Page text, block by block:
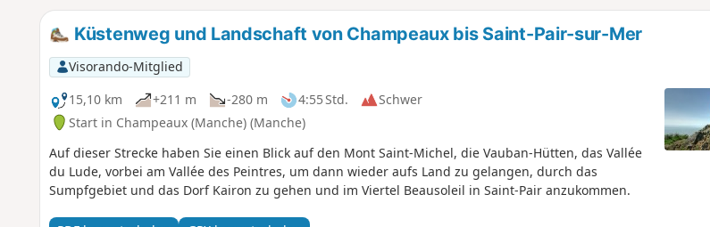
Küstenweg und Landschaft von Champeaux bis Saint-Pair-sur-Mer
Visorando-Mitglied
15,10 km
+211 m -280 m 4:55 Std.
Schwer
Start in Champeaux (Manche) (Manche)
Auf dieser Strecke haben Sie einen Blick auf den Mont Saint-Michel, die Vauban-Hütten, das Vallée
du Lude, vorbei am Vallée des Peintres, um dann wieder aufs Land zu gelangen, durch das
Sumpfgebiet und das Dorf Kairon zu gehen und im Viertel Beausoleil in Saint-Pair anzukommen.